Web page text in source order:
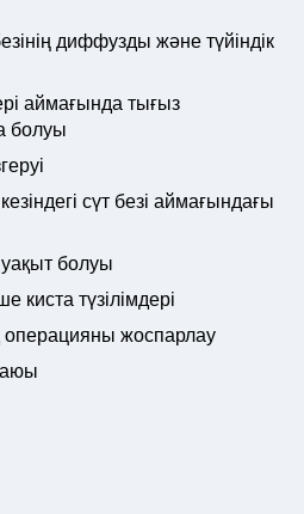
диффузды және түйіндік
аймағында тығыз
болуы
сүт безі аймағындағы
болуы
киста түзілімдері
операцияны жоспарлау